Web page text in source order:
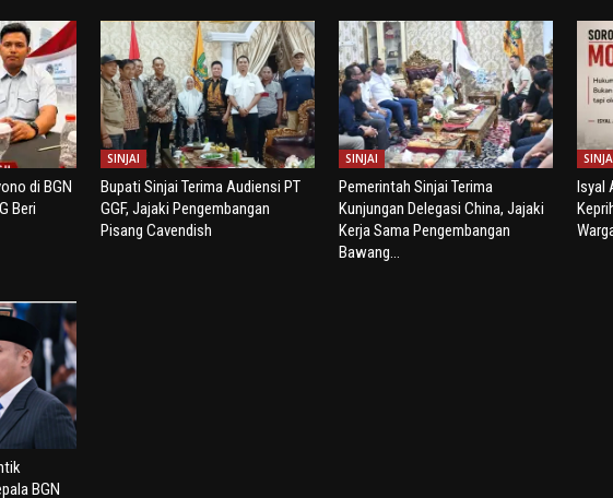
di BGN
Beri
SINJAI
Bupati Sinjai Terima Audiensi PT
GGF, Jajaki Pengembangan
Pisang Cavendish
SINJAI
Pemerintah Sinjai Terima
Kunjungan Delegasi China, Jajaki
Kerja Sama Pengembangan
Bawang...
Isyal
BGN